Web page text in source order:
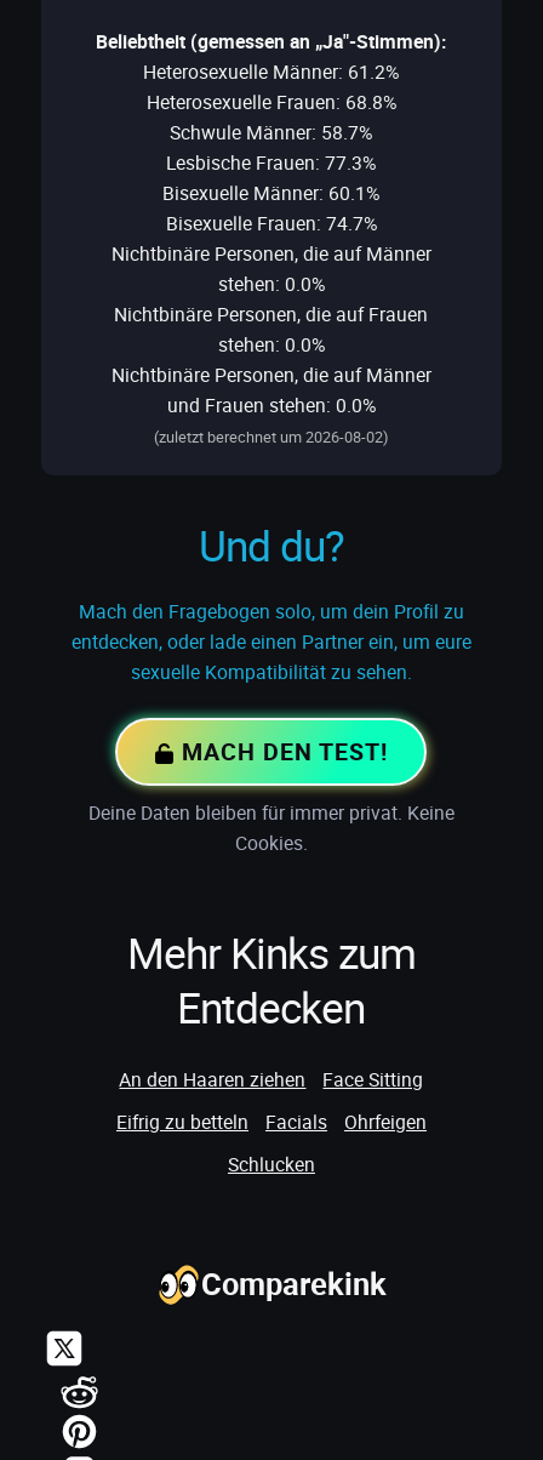
Beliebtheit (gemessen an „Ja"-Stimmen):
Heterosexuelle Männer: 61.2%
Heterosexuelle Frauen: 68.8%
Schwule Männer: 58.7%
Lesbische Frauen: 77.3%
Bisexuelle Männer: 60.1%
Bisexuelle Frauen: 74.7%
Nichtbinäre Personen, die auf Männer
stehen: 0.0%
Nichtbinäre Personen, die auf Frauen
stehen: 0.0%
Nichtbinäre Personen, die auf Männer
und Frauen stehen: 0.0%
(zuletzt berechnet um 2026-08-02)
Und du?
Mach den Fragebogen solo, um dein Profil zu
entdecken, oder lade einen Partner ein, um eure
sexuelle Kompatibilität zu sehen.
MACH DEN TEST!
Deine Daten bleiben für immer privat. Keine
Cookies.
Mehr Kinks zum
Entdecken
An den Haaren ziehen
Face Sitting
Eifrig zu betteln
Facials
Ohrfeigen
Schlucken
Comparekink